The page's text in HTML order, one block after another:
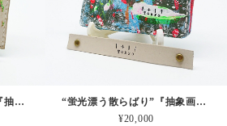
“蛍光の時空のゆがみ” 『抽象画を革に！』シリーズ 持ち歩くアートを日常に 一点物 本革 小さいおサイフ
“蛍光漂う散らばり”『抽象画を革に！』シリーズ 持ち歩くアートを日常に！ 一点物 本革 小さいおサイフ
¥20,000